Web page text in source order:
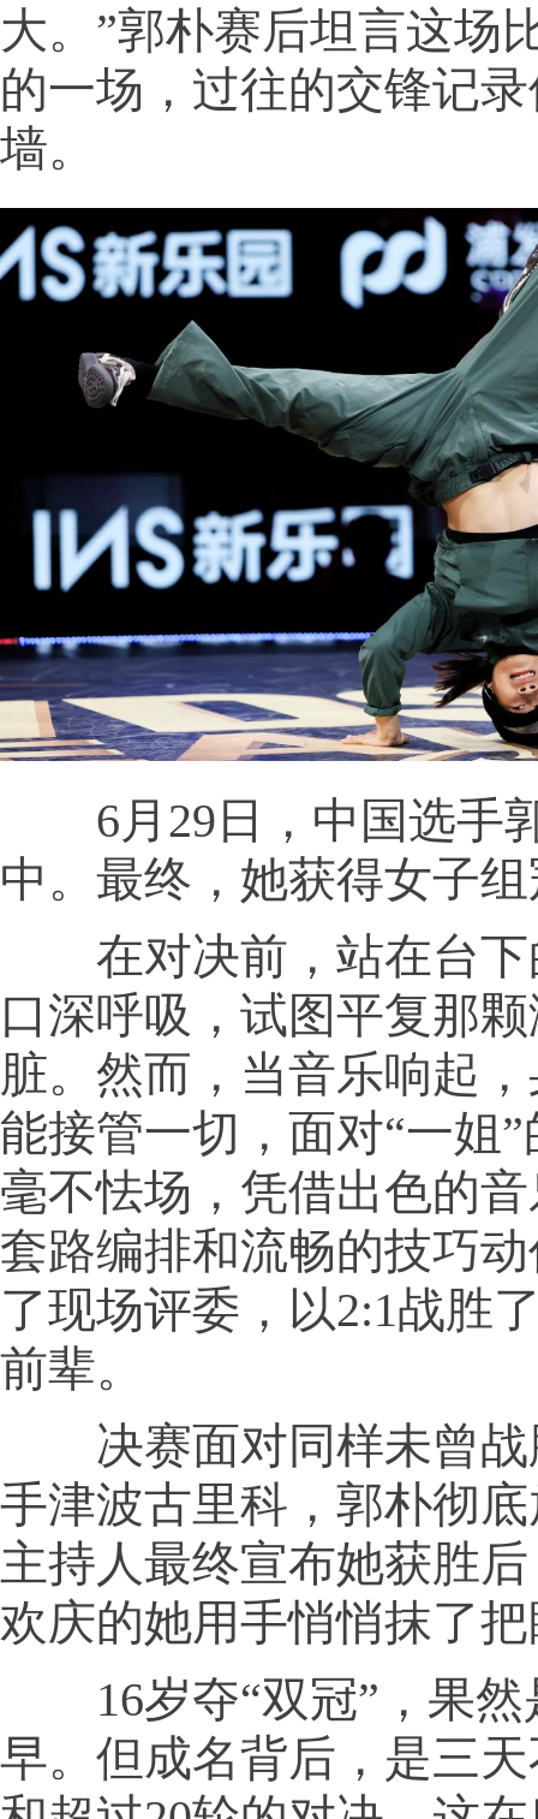
大。”郭朴赛后坦言这场
的一场，过往的交锋记
墙。
6月29日，中国选手
中。最终，她获得女子
在对决前，站在台下
口深呼吸，试图平复那
脏。然而，当音乐响起
能接管一切，面对“一姐”
毫不怯场，凭借出色的
套路编排和流畅的技巧
了现场评委，以2:1战胜
前辈。
决赛面对同样未曾战
手津波古里科，郭朴彻
主持人最终宣布她获胜
欢庆的她用手悄悄抹了
16岁夺“双冠”，果然
早。但成名背后，是三